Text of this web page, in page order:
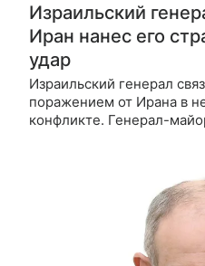
Израильский
Иран нанес его
удар
Израильский генерал
поражением от Ирана в
конфликте. Генерал-